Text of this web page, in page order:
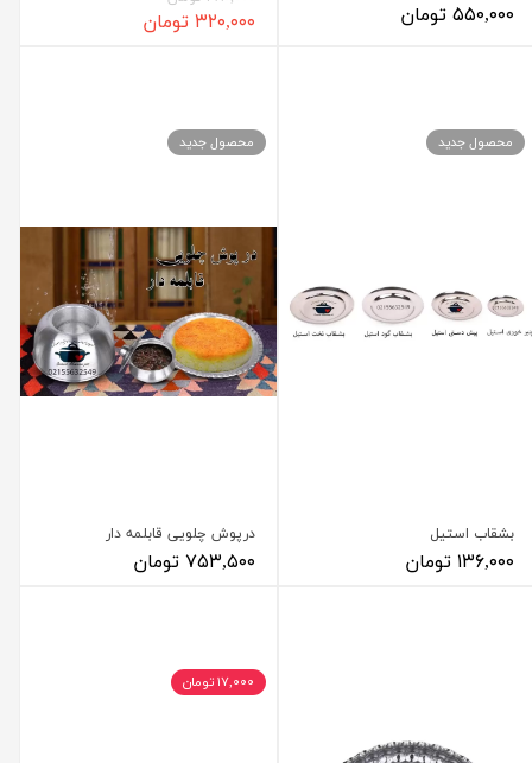
۵۵۰,۰۰۰ تومان ۳۲۰,۰۰۰ تومان
بشقاب استیل
۱۳۶,۰۰۰ تومان
محصول جدید
درپوش چلویی قابلمه دار
۷۵۳,۵۰۰ تومان
محصول جدید
۱۷,۰۰۰ تومان